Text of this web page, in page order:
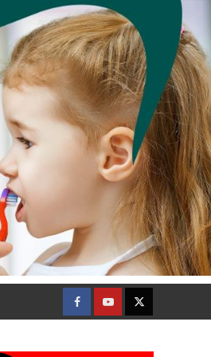
FacebookYoutubeTwitter